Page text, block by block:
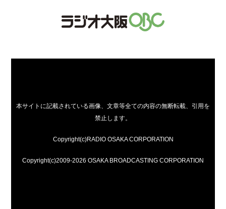
本サイトに記載されている画像、文章等全ての内容の無断転載、引用を
禁止します。
Copyright(c)RADIO OSAKA CORPORATION
Copyright(c)2009-2026 OSAKA BROADCASTING CORPORATION